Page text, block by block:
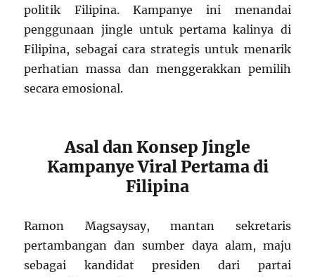
politik Filipina. Kampanye ini menandai
penggunaan jingle untuk pertama kalinya di
Filipina, sebagai cara strategis untuk menarik
perhatian massa dan menggerakkan pemilih
secara emosional.
Asal dan Konsep Jingle
Kampanye Viral Pertama di
Filipina
Ramon Magsaysay, mantan sekretaris
pertambangan dan sumber daya alam, maju
sebagai kandidat presiden dari partai